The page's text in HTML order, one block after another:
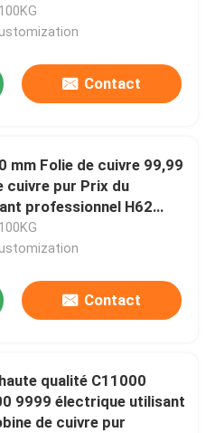
C12200 C12000
Contact
mm Folie de cuivre 99,99
cuivre pur Prix du
professionnel H62
Contact
qualité C11000
9999 électrique utilisant
de cuivre pur